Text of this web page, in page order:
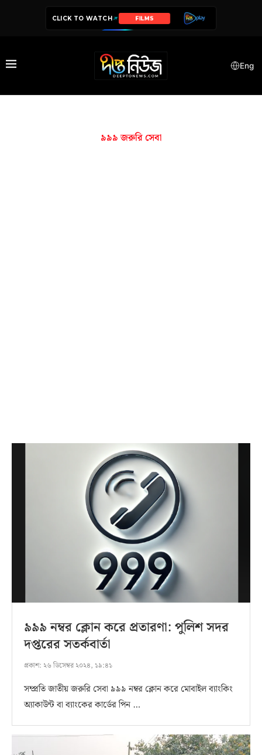
CLICK TO WATCH FILMS
Eng
৯৯৯ জরুরি সেবা
৯৯৯ নম্বর ক্লোন করে প্রতারণা: পুলিশ সদর
দপ্তরের সতর্কবার্তা
প্রকাশ: ২৬ ডিসেম্বর ২০২৪, ১৯:৪১
সম্প্রতি জাতীয় জরুরি সেবা ৯৯৯ নম্বর ক্লোন করে মোবাইল ব্যাংকিং
অ্যাকাউন্ট বা ব্যাংকের কার্ডের পিন …